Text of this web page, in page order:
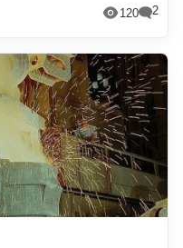
120 2